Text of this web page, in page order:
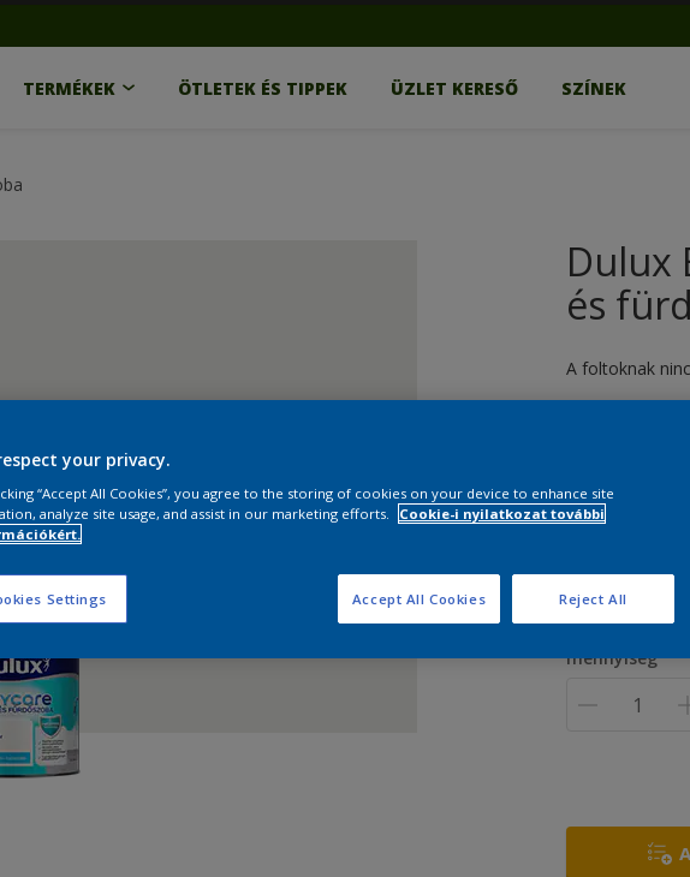
TERMÉKEK ÖTLETEK ÉS TIPPEK ÜZLET KERESŐ SZÍNEK
Dulux
és
A foltoknak
1
mennyiség
your privacy.
“Accept All Cookies”, you agree to the storing of cookies on your device to enhance site
analyze site usage, and assist in our marketing efforts.
Cookie-i nyilatkozat további
Settings Reject All
Accept All Cookies